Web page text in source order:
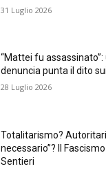
31 Luglio 2026
“Mattei fu
denuncia punta il dito
28 Luglio 2026
Totalitarismo?
necessario”? Il
Sentieri